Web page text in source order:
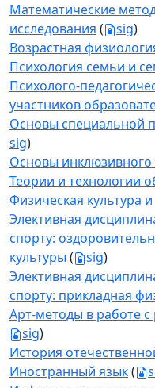
Математические
исследования ( sig)
Возрастная
Психология семьи и
Психолого-
участников
Основы специальной
sig)
Основы инклюзивного
Теории и технологии
Физическая культура
Элективная
спорту:
культуры ( sig)
Элективная
спорту: прикладная
Арт-методы в работе
sig)
История
Иностранный язык(